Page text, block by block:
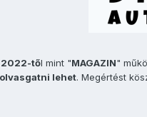
2022-től mint "MAGAZIN"
lehet. Megértést